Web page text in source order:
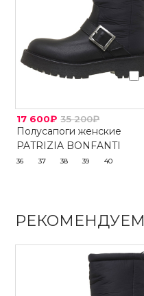
17 600₽ 35 200₽
Полусапоги женские
PATRIZIA BONFANTI
36 37 38 39 40
РЕКОМЕНДУЕМ